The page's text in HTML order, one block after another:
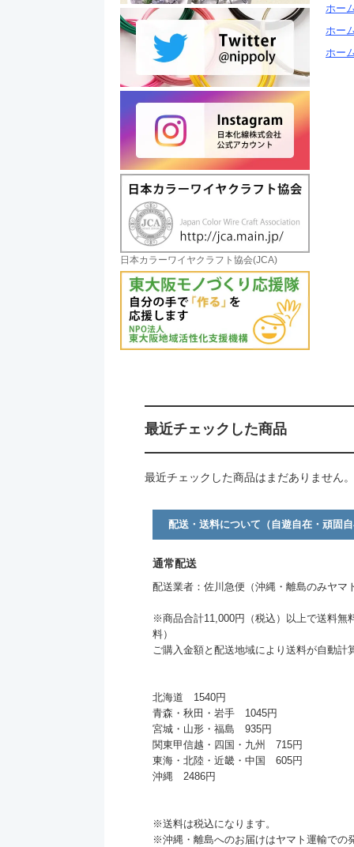
ホー
ホー
ホー
日本カラーワイヤクラフト協会(JCA)
最近チェックした商品
最近チェックした商品はまだありません
配送・送料について（自遊自在・頑固
通常配送
配送業者：佐川急便（沖縄・離島のみヤマ
※商品合計11,000円（税込）以上で送料無
料）
ご購入金額と配送地域により送料が自動計
北海道 1540円
青森・秋田・岩手 1045円
宮城・山形・福島 935円
関東甲信越・四国・九州 715円
東海・北陸・近畿・中国 605円
沖縄 2486円
※送料は税込になります。
※沖縄・離島へのお届けはヤマト運輸での